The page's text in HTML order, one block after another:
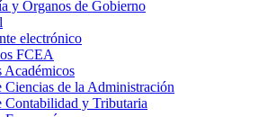
y Órganos de Gobierno
electrónico
FCEA
Académicos
Ciencias de la Administración
Contabilidad y Tributaria